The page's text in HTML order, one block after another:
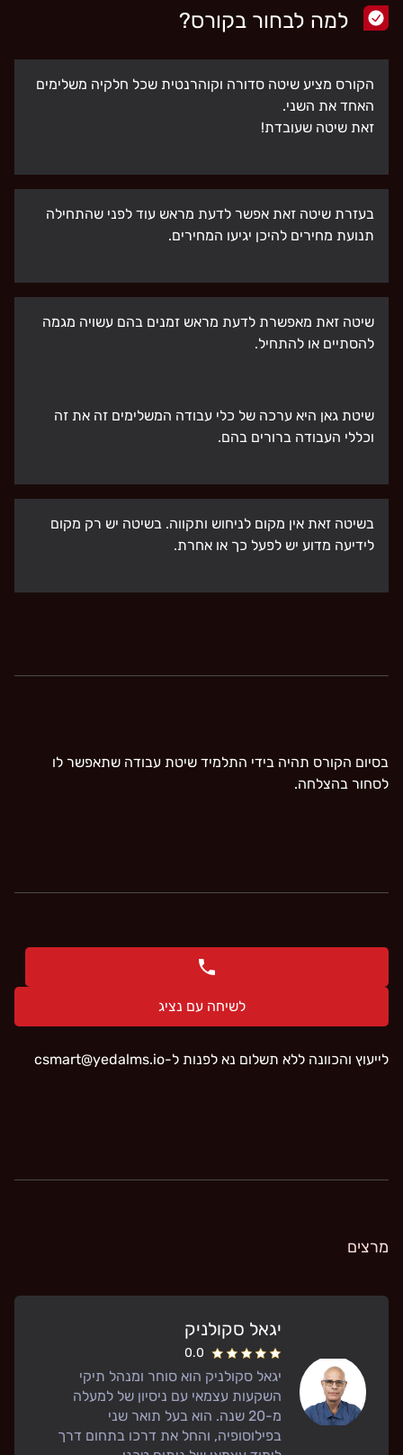
למה לבחור בקורס?
הקורס מציע שיטה סדורה וקוהרנטית שכל חלקיה משלימים
האחד את השני.
זאת שיטה שעובדת!
בעזרת שיטה זאת אפשר לדעת מראש עוד לפני שהתחילה
תנועת מחירים להיכן יגיעו המחירים.
שיטה זאת מאפשרת לדעת מראש זמנים בהם עשויה מגמה
להסתיים או להתחיל.
שיטת גאן היא ערכה של כלי עבודה המשלימים זה את זה
וכללי העבודה ברורים בהם.
בשיטה זאת אין מקום לניחוש ותקווה. בשיטה יש רק מקום
לידיעה מדוע יש לפעל כך או אחרת.
בסיום הקורס תהיה בידי התלמיד שיטת עבודה שתאפשר לו
לסחור בהצלחה.
לשיחה עם נציג
לייעוץ והכוונה ללא תשלום נא לפנות ל-‫csmart@yedalms.io‬
מרצים
יגאל סקולניק
0.0
יגאל סקולניק הוא סוחר ומנהל תיקי
השקעות עצמאי עם ניסיון של למעלה
מ-20 שנה. הוא בעל תואר שני
בפילוסופיה, והחל את דרכו בתחום דרך